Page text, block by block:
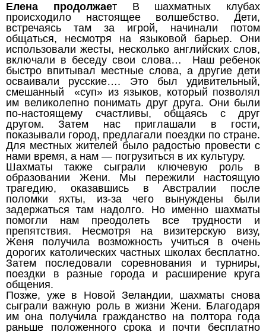
Елена продолжает В шахматных клубах
происходило настоящее волшебство. Дети,
встречаясь там за игрой, начинали потом
общаться, несмотря на языковой барьер. Они
использовали жесты, несколько английских слов,
включали в беседу свои слова… Наш ребенок
быстро впитывал местные слова, а другие дети
осваивали русские…. Это был удивительный,
смешанный «суп» из языков, который позволял
им великолепно понимать друг друга. Они были
по-настоящему счастливы, общаясь с друг
другом. Затем нас приглашали в гости,
показывали город, предлагали поездки по стране.
Для местных жителей было радостью провести с
нами время, а нам — погрузиться в их культуру.
Шахматы также сыграли ключевую роль в
образовании Жени. Мы пережили настоящую
трагедию, оказавшись в Австралии после
поломки яхты, из-за чего вынуждены были
задержаться там надолго. Но именно шахматы
помогли нам преодолеть все трудности и
препятствия. Несмотря на визитерскую визу,
Женя получила возможность учиться в очень
дорогих католических частных школах бесплатно.
Затем последовали соревнования и турниры,
поездки в разные города и расширение круга
общения.
Позже, уже в Новой Зеландии, шахматы снова
сыграли важную роль в жизни Жени. Благодаря
им она получила гражданство на полтора года
раньше положенного срока и почти бесплатно